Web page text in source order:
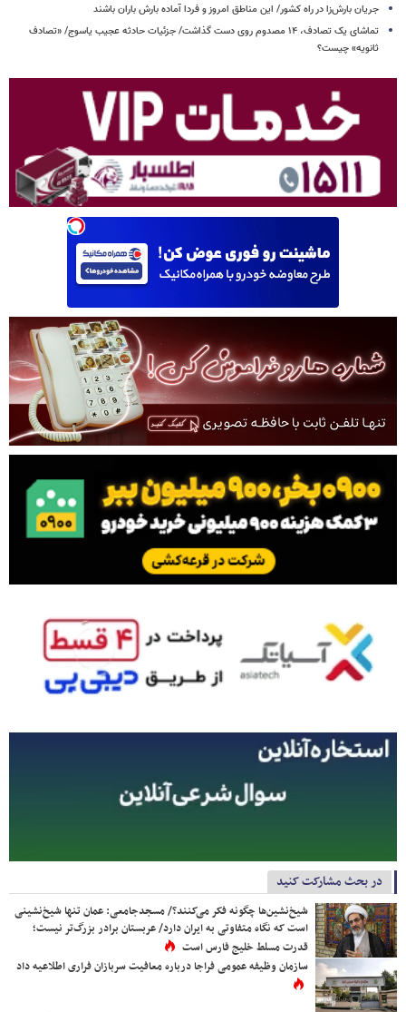
جریان بارش‌زا در راه کشور/ این مناطق امروز و فردا آماده بارش باران باشند
تماشای یک تصادف، ۱۴ مصدوم روی دست گذاشت/ جزئیات حادثه عجیب یاسوج/ «تصادف
ثانویه» چیست؟
در بحث مشارکت کنید
شیخ‌نشین‌ها چگونه فکر می‌کنند؟/ مسجدجامعی: عمان تنها شیخ‌نشینی
است که نگاه متفاوتی به ایران دارد/ عربستان برادر بزرگ‌تر نیست؛
قدرت مسلط خلیج فارس است
سازمان وظیفه عمومی فراجا درباره معافیت سربازان فراری اطلاعیه داد